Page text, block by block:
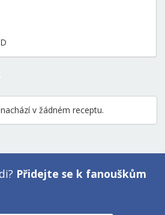
v žádném receptu.
Přidejte se k fanouškům